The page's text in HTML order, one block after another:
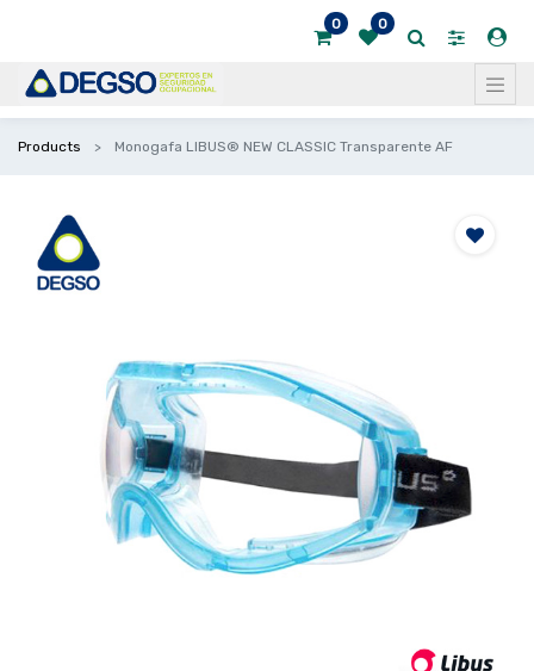
0 0
Products Monogafa LIBUS® NEW CLASSIC Transparente AF